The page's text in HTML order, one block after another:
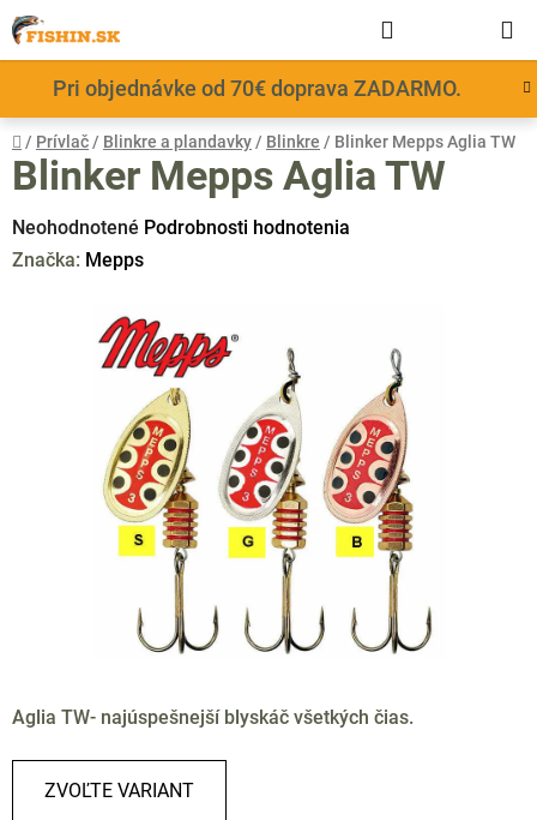
Prejsť
na
obsah
Pri objednávke od 70€ doprava ZADARMO.
KOŠÍK
Domov
/ Prívlač / Blinkre a plandavky / Blinkre / Blinker Mepps Aglia TW
Aglia TW- najúspešnejší blyskáč všetkých čias.
ZVOĽTE VARIANT
Blinker Mepps Aglia TW
Priemerné
hodnotenie
hviezdičiek.
Neohodnotené Podrobnosti hodnotenia
Značka: Mepps